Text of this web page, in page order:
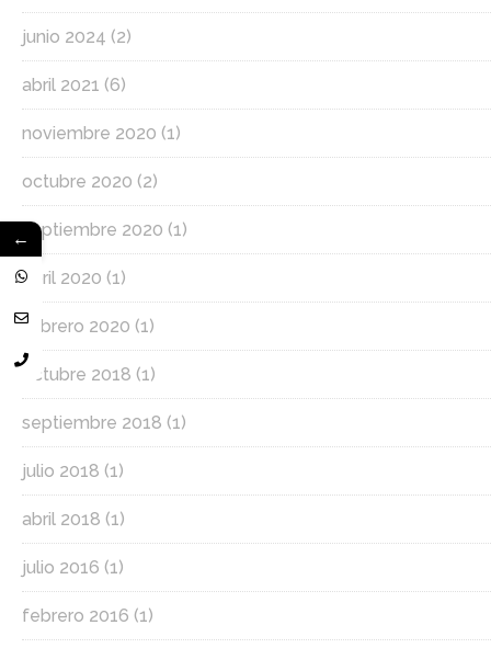
junio 2024 (2)
abril 2021 (6)
noviembre 2020 (1)
octubre 2020 (2)
septiembre 2020 (1)
abril 2020 (1)
febrero 2020 (1)
octubre 2018 (1)
septiembre 2018 (1)
julio 2018 (1)
abril 2018 (1)
julio 2016 (1)
febrero 2016 (1)
←